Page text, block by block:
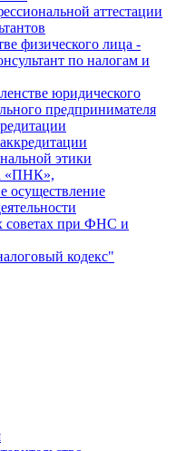
аттестации
физического лица -
по налогам и
юридического
предпринимателя
этики
«ПНК»,
осуществление
советах при ФНС и
кодекс"